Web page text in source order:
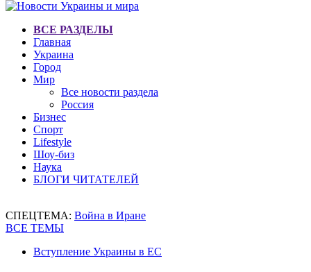
ВСЕ РАЗДЕЛЫ
Главная
Украина
Город
Мир
Все новости раздела
Россия
Бизнес
Спорт
Lifestyle
Шоу-биз
Наука
БЛОГИ ЧИТАТЕЛЕЙ
СПЕЦТЕМА: Война в Иране
ВСЕ ТЕМЫ
Вступление Украины в ЕС